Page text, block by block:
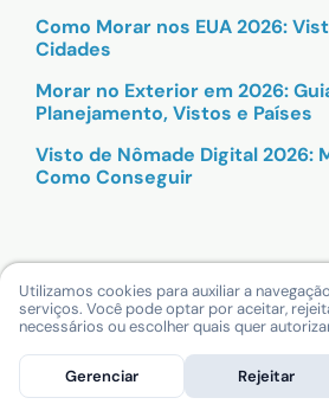
Como Morar nos EUA 2026:
Cidades
Morar no Exterior em 2026:
Planejamento, Vistos e Países
Visto de Nômade Digital 2026:
Como Conseguir
Utilizamos cookies para auxiliar a
serviços. Você pode optar por aceitar,
necessários ou escolher quais quer
Gerenciar Rejeitar